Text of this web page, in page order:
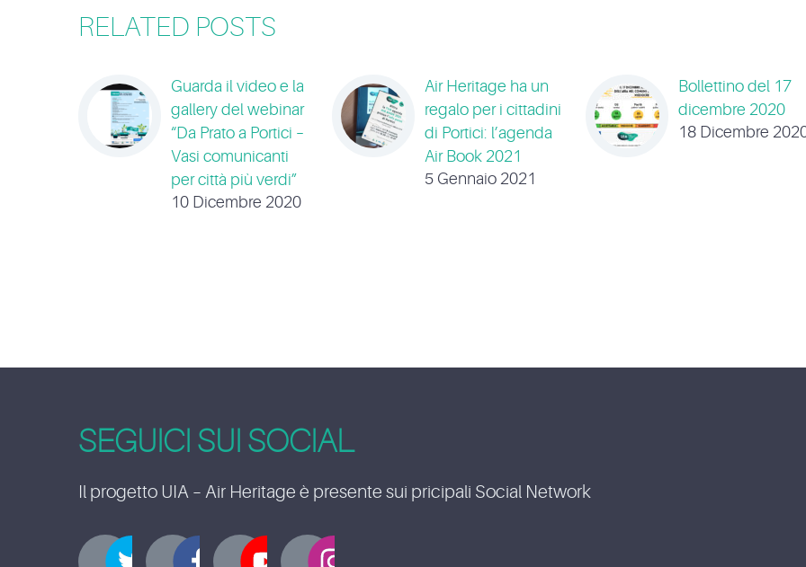
RELATED POSTS
Guarda il video e la
gallery del webinar
“Da Prato a Portici –
Vasi comunicanti
per città più verdi”
10 Dicembre 2020
Air Heritage ha un
regalo per i cittadini
di Portici: l’agenda
Air Book 2021
5 Gennaio 2021
Bollettino del 17
dicembre 2020
18 Dicembre
SEGUICI SUI SOCIAL
Il progetto UIA – Air Heritage è presente sui pricipali Social Network